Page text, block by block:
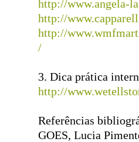
http://www.angela-
http://
http://
/
3. Dica prática
http://
Referências
GOES, Lucia